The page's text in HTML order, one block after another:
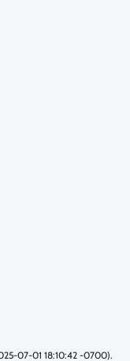
07-01 18:10:42 -0700).